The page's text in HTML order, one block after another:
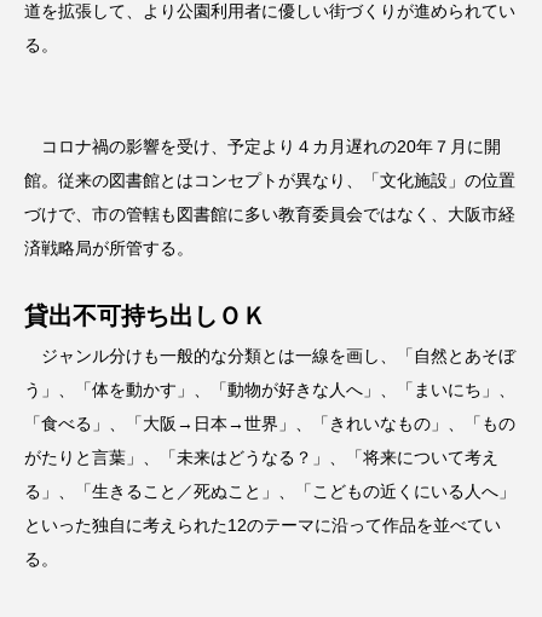
道を拡張して、より公園利用者に優しい街づくりが進められてい
る。
コロナ禍の影響を受け、予定より４カ月遅れの20年７月に開
館。従来の図書館とはコンセプトが異なり、「文化施設」の位置
づけで、市の管轄も図書館に多い教育委員会ではなく、大阪市経
済戦略局が所管する。
貸出不可持ち出しＯＫ
ジャンル分けも一般的な分類とは一線を画し、「自然とあそぼ
う」、「体を動かす」、「動物が好きな人へ」、「まいにち」、
「食べる」、「大阪→日本→世界」、「きれいなもの」、「もの
がたりと言葉」、「未来はどうなる？」、「将来について考え
る」、「生きること／死ぬこと」、「こどもの近くにいる人へ」
といった独自に考えられた12のテーマに沿って作品を並べてい
る。